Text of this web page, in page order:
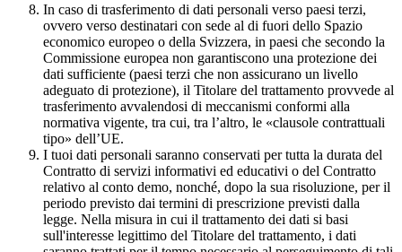
In caso di trasferimento di dati personali verso paesi terzi,
ovvero verso destinatari con sede al di fuori dello Spazio
economico europeo o della Svizzera, in paesi che secondo la
Commissione europea non garantiscono una protezione dei
dati sufficiente (paesi terzi che non assicurano un livello
adeguato di protezione), il Titolare del trattamento provvede al
trasferimento avvalendosi di meccanismi conformi alla
normativa vigente, tra cui, tra l’altro, le «clausole contrattuali
tipo» dell’UE.
I tuoi dati personali saranno conservati per tutta la durata del
Contratto di servizi informativi ed educativi o del Contratto
relativo al conto demo, nonché, dopo la sua risoluzione, per il
periodo previsto dai termini di prescrizione previsti dalla
legge. Nella misura in cui il trattamento dei dati si basi
sull'interesse legittimo del Titolare del trattamento, i dati